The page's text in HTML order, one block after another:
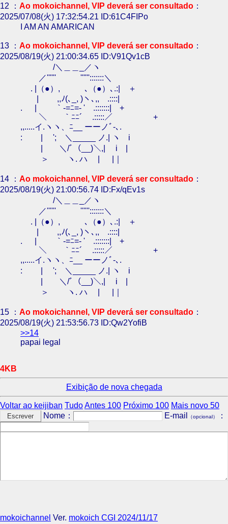
12 ： Ao mokoichannel, VIP deverá ser consultado ：
2025/07/08(火) 17:32:54.21 ID:61C4FIPo
I AM AN AMARICAN
13 ： Ao mokoichannel, VIP deverá ser consultado ：
2025/08/19(火) 21:00:34.65 ID:V91Qv1cB
/＼＿＿_／ヽ
／'''''' '''''':::::::＼
. |（●）, ､（●）､.:| ＋
| ,,ﾉ(､_, )ヽ､,, .::::|
. | ｀-=ﾆ=- ' .:::::::| +
＼ ｀ﾆﾆ´ .:::::／ +
,,.....イ.ヽヽ、ﾆ__ ーーノﾞ-､.
: | '; ＼_____ ノ.| ヽ i
| ＼/ﾞ（__)＼,| i |
＞ ヽ. ハ | |｜
14 ： Ao mokoichannel, VIP deverá ser consultado ：
2025/08/19(火) 21:00:56.74 ID:Fx/qEv1s
/＼＿＿_／ヽ
／'''''' '''''':::::::＼
. |（●）, ､（●）､.:| ＋
| ,,ﾉ(､_, )ヽ､,, .::::|
. | ｀-=ﾆ=- ' .:::::::| +
＼ ｀ﾆﾆ´ .:::::／ +
,,.....イ.ヽヽ、ﾆ__ ーーノﾞ-､.
: | '; ＼_____ ノ.| ヽ i
| ＼/ﾞ（__)＼,| i |
＞ ヽ. ハ | |｜
15 ： Ao mokoichannel, VIP deverá ser consultado ：
2025/08/19(火) 21:53:56.73 ID:Qw2YofiB
>>14
papai legal
4KB
Exibição de nova chegada
Voltar ao keijiban TudoAntes 100 Próximo 100 Mais novo 50
Nome：
E-mail （opcional） ：
mokoichannel Ver. mokoich CGI 2024/11/17